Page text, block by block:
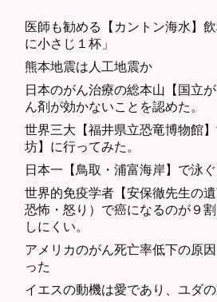
医師も勧める【カントン海水】
に小さじ１杯」
熊本地震は人工地震か
日本のがん治療の総本山【国立
ん剤が効かないことを認めた。
世界三大【福井県立恐竜博物館
坊】に行ってみた。
日本一【鳥取・浦富海岸】で泳ぐ
世界的免疫学者【安保徹先生の
恐怖・怒り）で癌になるのが９
しにくい。
アメリカのがん死亡率低下の原
った
イエスの動機は愛であり、ユダの